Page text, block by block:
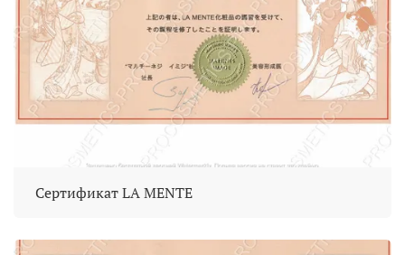
Сертификат LA MENTE